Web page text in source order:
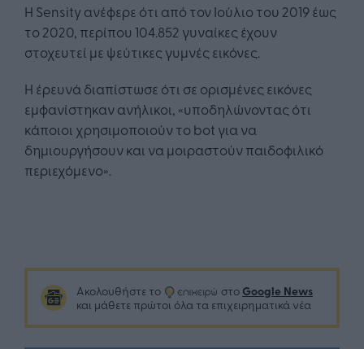
Η Sensity ανέφερε ότι από τον Ιούλιο του 2019 έως
το 2020, περίπου 104.852 γυναίκες έχουν
στοχευτεί με ψεύτικες γυμνές εικόνες.
Η έρευνά διαπίστωσε ότι σε ορισμένες εικόνες
εμφανίστηκαν ανήλικοι, «υποδηλώνοντας ότι
κάποιοι χρησιμοποιούν το bot για να
δημιουργήσουν και να μοιραστούν παιδοφιλικό
περιεχόμενο».
Ακολουθήστε το στο Google News
και μάθετε πρώτοι όλα τα επιχειρηματικά νέα